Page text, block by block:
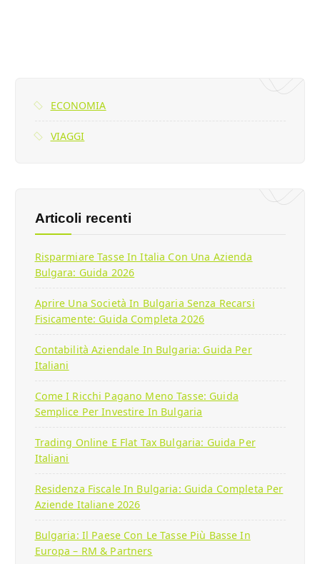
ECONOMIA
VIAGGI
Articoli recenti
Risparmiare Tasse In Italia Con Una Azienda
Bulgara: Guida 2026
Aprire Una Società In Bulgaria Senza Recarsi
Fisicamente: Guida Completa 2026
Contabilità Aziendale In Bulgaria: Guida Per
Italiani
Come I Ricchi Pagano Meno Tasse: Guida
Semplice Per Investire In Bulgaria
Trading Online E Flat Tax Bulgaria: Guida Per
Italiani
Residenza Fiscale In Bulgaria: Guida Completa Per
Aziende Italiane 2026
Bulgaria: Il Paese Con Le Tasse Più Basse In
Europa – RM & Partners